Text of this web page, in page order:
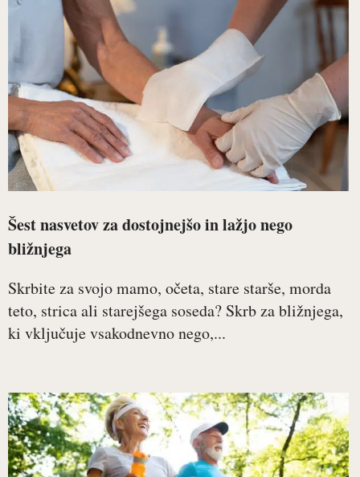
Šest nasvetov za dostojnejšo in lažjo nego
bližnjega
Skrbite za svojo mamo, očeta, stare starše, morda
teto, strica ali starejšega soseda? Skrb za bližnjega,
ki vključuje vsakodnevno nego,...